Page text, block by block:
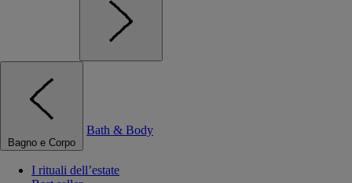
Bagno e Corpo
Bath & Body
I rituali dell’estate